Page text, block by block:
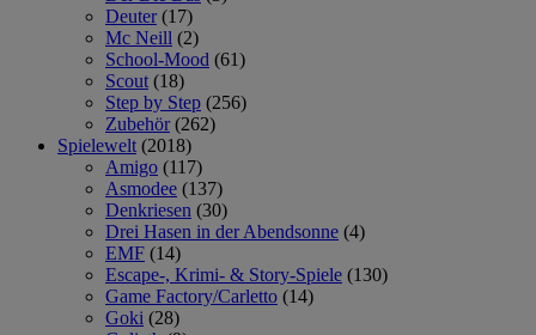
Deuter (17)
Mc Neill (2)
School-Mood (61)
Scout (18)
Step by Step (256)
Zubehör (262)
Spielewelt (2018)
Amigo (117)
Asmodee (137)
Denkriesen (30)
Drei Hasen in der Abendsonne (4)
EMF (14)
Escape-, Krimi- & Story-Spiele (130)
Game Factory/Carletto (14)
Goki (28)